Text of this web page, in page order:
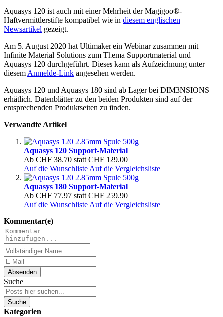
Aquasys 120 ist auch mit einer Mehrheit der Magigoo®-
Haftvermittlerstifte kompatibel wie in diesem englischen
Newsartikel gezeigt.
Am 5. August 2020 hat Ultimaker ein Webinar zusammen mit
Infinite Material Solutions zum Thema Supportmaterial und
Aquasys 120 durchgeführt. Dieses kann als Aufzeichnung unter
diesem Anmelde-Link angesehen werden.
Aquasys 120 und Aquasys 180 sind ab Lager bei DIM3NSIONS
erhätlich. Datenblätter zu den beiden Produkten sind auf der
entsprechenden Produktseiten zu finden.
Verwandte Artikel
Aquasys 120 Support-Material
Ab CHF 38.70 statt CHF 129.00
Auf die Wunschliste Auf die Vergleichsliste
Aquasys 180 Support-Material
Ab CHF 77.97 statt CHF 259.90
Auf die Wunschliste Auf die Vergleichsliste
Kommentar(e)
Absenden
Suche
Suche
Kategorien